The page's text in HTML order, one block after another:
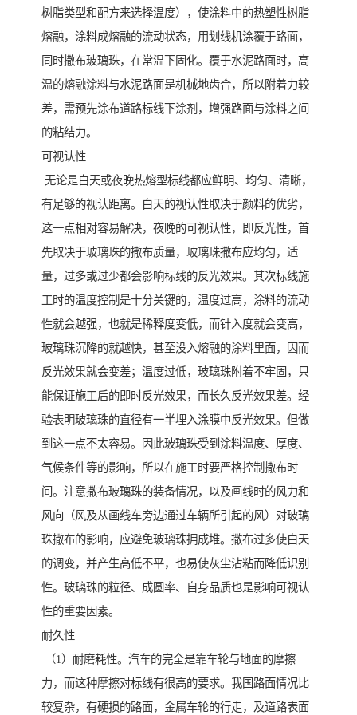
树脂类型和配方来选择温度），使涂料中的热塑性树脂
熔融，涂料成熔融的流动状态，用划线机涂覆于路面，
同时撒布玻璃珠，在常温下固化。覆于水泥路面时，高
温的熔融涂料与水泥路面是机械地齿合，所以附着力较
差，需预先涂布道路标线下涂剂，增强路面与涂料之间
的粘结力。
可视认性
无论是白天或夜晚热熔型标线都应鲜明、均匀、清晰，
有足够的视认距离。白天的视认性取决于颜料的优劣，
这一点相对容易解决，夜晚的可视认性，即反光性，首
先取决于玻璃珠的撒布质量，玻璃珠撒布应均匀，适
量，过多或过少都会影响标线的反光效果。其次标线施
工时的温度控制是十分关键的，温度过高，涂料的流动
性就会越强，也就是稀释度变低，而针入度就会变高，
玻璃珠沉降的就越快，甚至没入熔融的涂料里面，因而
反光效果就会变差；温度过低，玻璃珠附着不牢固，只
能保证施工后的即时反光效果，而长久反光效果差。经
验表明玻璃珠的直径有一半埋入涂膜中反光效果。但做
到这一点不太容易。因此玻璃珠受到涂料温度、厚度、
气候条件等的影响，所以在施工时要严格控制撒布时
间。注意撒布玻璃珠的装备情况，以及画线时的风力和
风向（风及从画线车旁边通过车辆所引起的风）对玻璃
珠撒布的影响，应避免玻璃珠拥成堆。撒布过多使白天
的调变，并产生高低不平，也易使灰尘沾粘而降低识别
性。玻璃珠的粒径、成圆率、自身品质也是影响可视认
性的重要因素。
耐久性
（1）耐磨耗性。汽车的完全是靠车轮与地面的摩擦
力，而这种摩擦对标线有很高的要求。我国路面情况比
较复杂，有硬损的路面，金属车轮的行走，及道路表面